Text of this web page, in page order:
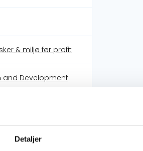
Detaljer
& miljø før profit
and Development